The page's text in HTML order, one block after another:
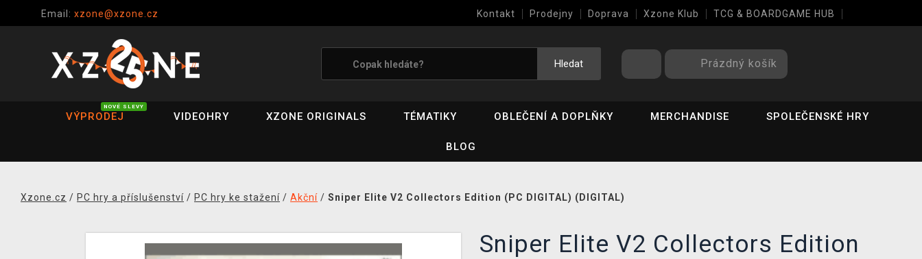
Email: xzone@xzone.cz Kontakt Prodejny Doprava Xzone Klub TCG & BOARDGAME HUB
Hledat Prázdný košík
VÝPRODEJ
NOVÉ SLEVY
VIDEOHRY XZONE ORIGINALS TÉMATIKY OBLEČENÍ A DOPLŇKY MERCHANDISE SPOLEČENSKÉ HRY
BLOG
Xzone.cz / PC hry a příslušenství / PC hry ke stažení / Akční / Sniper Elite V2 Collectors Edition (PC DIGITAL) (DIGITAL)
Sniper Elite V2 Collectors Edition